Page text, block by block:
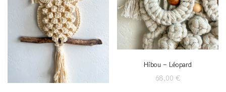
Hibou – Léopard
68,00 €